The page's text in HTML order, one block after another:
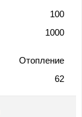
100
1000
Отопление
62